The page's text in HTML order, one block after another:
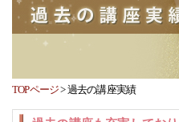
TOPページ>過去の講座実績